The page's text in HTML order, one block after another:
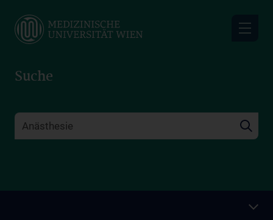
main
Suche